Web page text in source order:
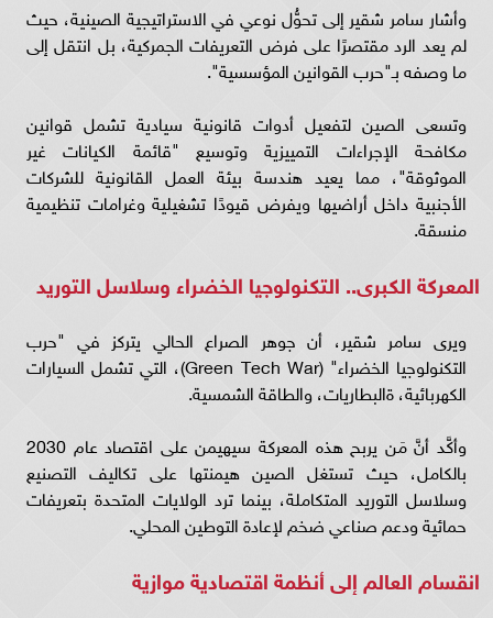
وأشار سامر شقير إلى تحوُّل نوعي في الاستراتيجية الصينية، حيث
لم يعد الرد مقتصرًا على فرض التعريفات الجمركية، بل انتقل إلى
ما وصفه بـ"حرب القوانين المؤسسية".
وتسعى الصين لتفعيل أدوات قانونية سيادية تشمل قوانين
مكافحة الإجراءات التمييزية وتوسيع "قائمة الكيانات غير
الموثوقة"، مما يعيد هندسة بيئة العمل القانونية للشركات
الأجنبية داخل أراضيها ويفرض قيودًا تشغيلية وغرامات تنظيمية
منسقة.
المعركة الكبرى.. التكنولوجيا الخضراء وسلاسل التوريد
ويرى سامر شقير، أن جوهر الصراع الحالي يتركز في "حرب
التكنولوجيا الخضراء" (Green Tech War)، التي تشمل السيارات
الكهربائية، ةالبطاريات، والطاقة الشمسية.
وأكَّد أنَّ مَن يربح هذه المعركة سيهيمن على اقتصاد عام 2030
بالكامل، حيث تستغل الصين هيمنتها على تكاليف التصنيع
وسلاسل التوريد المتكاملة، بينما ترد الولايات المتحدة بتعريفات
حمائية ودعم صناعي ضخم لإعادة التوطين المحلي.
انقسام العالم إلى أنظمة اقتصادية موازية